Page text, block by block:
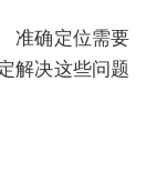
准确定位需要
解决这些问题